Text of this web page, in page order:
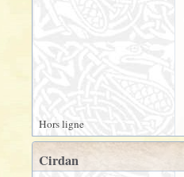
Hors ligne
Cirdan